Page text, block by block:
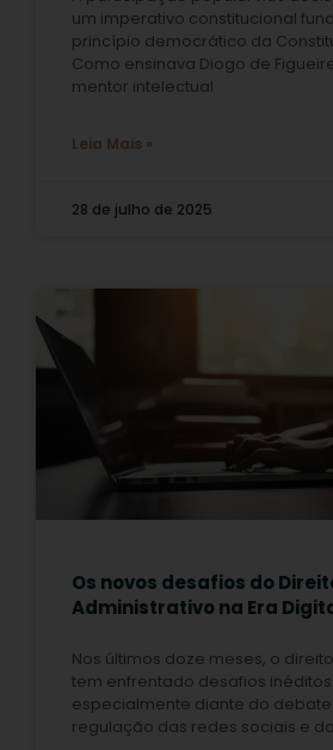
um imperativo constitucional
princípio democrático da
Como ensinava Diogo de
mentor intelectual
Leia Mais »
28 de julho de 2025
Os novos desafios do
Administrativo na Era
Nos últimos doze meses, o
tem enfrentado desafios
especialmente diante do
regulação das redes sociais e